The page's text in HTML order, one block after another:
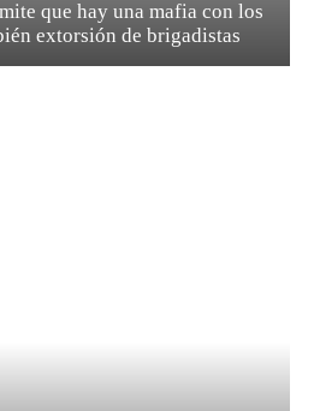
que hay una mafia con los
extorsión de brigadistas